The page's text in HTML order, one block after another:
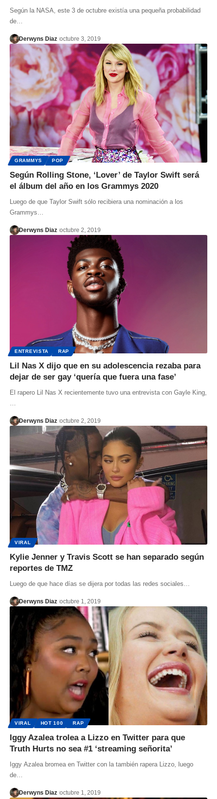
Según la NASA, este 3 de octubre existía una pequeña probabilidad
de…
Derwyns Diaz octubre 3, 2019
GRAMMYS POP
Según Rolling Stone, ‘Lover’ de Taylor Swift será
el álbum del año en los Grammys 2020
Luego de que Taylor Swift sólo recibiera una nominación a los
Grammys…
Derwyns Diaz octubre 2, 2019
ENTREVISTA RAP
Lil Nas X dijo que en su adolescencia rezaba para
dejar de ser gay ‘quería que fuera una fase’
El rapero Lil Nas X recientemente tuvo una entrevista con Gayle King,
…
Derwyns Diaz octubre 2, 2019
VIRAL
Kylie Jenner y Travis Scott se han separado según
reportes de TMZ
Luego de que hace días se dijera por todas las redes sociales…
Derwyns Diaz octubre 1, 2019
VIRAL HOT 100 RAP
Iggy Azalea trolea a Lizzo en Twitter para que
Truth Hurts no sea #1 ‘streaming señorita’
Iggy Azalea bromea en Twitter con la también rapera Lizzo, luego
de…
Derwyns Diaz octubre 1, 2019